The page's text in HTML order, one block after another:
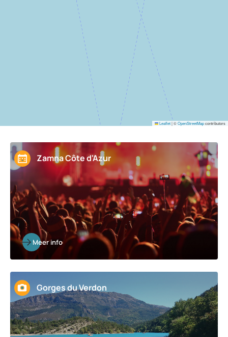
Zamna Côte d'Azur
Meer info
Gorges du Verdon
Leaflet|©OpenStreetMapcontributors